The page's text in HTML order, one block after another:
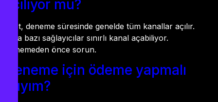
açılıyor mu?
Evet, deneme süresinde genelde tüm kanallar açılır.
Ama bazı sağlayıcılar sınırlı kanal açabiliyor.
Denemeden önce sorun.
Deneme için ödeme yapmalı
mıyım?